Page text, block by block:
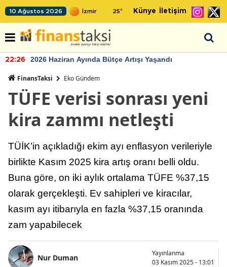
10 Ağustos 2026 25° Künye İletişim
22:26 2026 Haziran Ayında Bütçe Artışı Yaşandı
FinansTaksi Eko Gündem
TÜFE verisi sonrası yeni
kira zammı netleşti
TÜİK’in açıkladığı ekim ayı enflasyon verileriyle
birlikte Kasım 2025 kira artış oranı belli oldu.
Buna göre, on iki aylık ortalama TÜFE %37,15
olarak gerçekleşti. Ev sahipleri ve kiracılar,
kasım ayı itibarıyla en fazla %37,15 oranında
zam yapabilecek
Nur Duman
Yayınlanma
03 Kasım 2025 - 13:01